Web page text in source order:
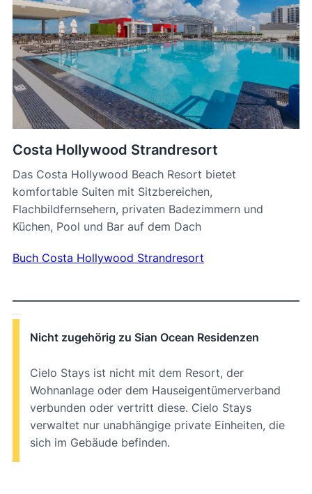
Costa Hollywood Strandresort
Das Costa Hollywood Beach Resort bietet
komfortable Suiten mit Sitzbereichen,
Flachbildfernsehern, privaten Badezimmern und
Küchen, Pool und Bar auf dem Dach
Buch Costa Hollywood Strandresort
Nicht zugehörig zu Sian Ocean Residenzen
Cielo Stays ist nicht mit dem Resort, der
Wohnanlage oder dem Hauseigentümerverband
verbunden oder vertritt diese. Cielo Stays
verwaltet nur unabhängige private Einheiten, die
sich im Gebäude befinden.